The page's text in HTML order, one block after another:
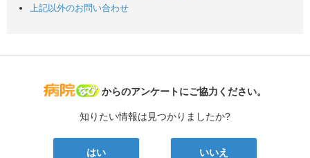
上記以外のお問い合わせ
病院なび
からのアンケートにご協力ください。
知りたい情報は見つかりましたか?
はい いいえ